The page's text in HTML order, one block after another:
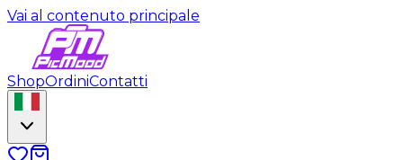
Vai al contenuto principale
ShopOrdiniContatti